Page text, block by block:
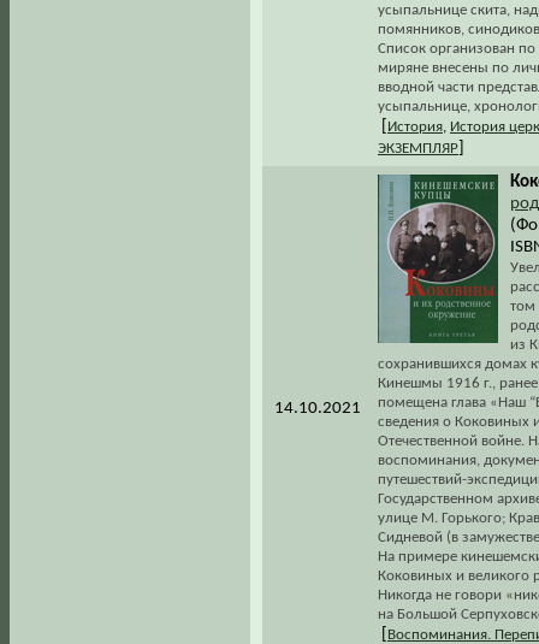
усыпальнице скита,
помянников,
Список организован
миряне внесены по
вводной части
усыпальнице,
История История
ЭКЗЕМПЛЯР
14.10.2021
том
из
сохранившихся домах
Кинешмы 1916 г.,
помещена глава «Наш
сведения о Коковиных
Отечественной войне.
воспоминания,
путешествий-
Государственном
улице М. Горького;
Сидневой (в
На примере
Коковиных и великого
Никогда не говори
на Большой
Воспоминания.